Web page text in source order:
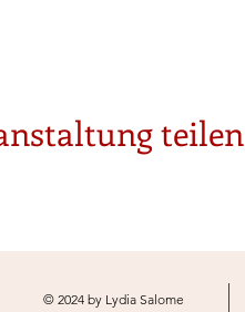
teilen
© 2024 by Lydia Salome